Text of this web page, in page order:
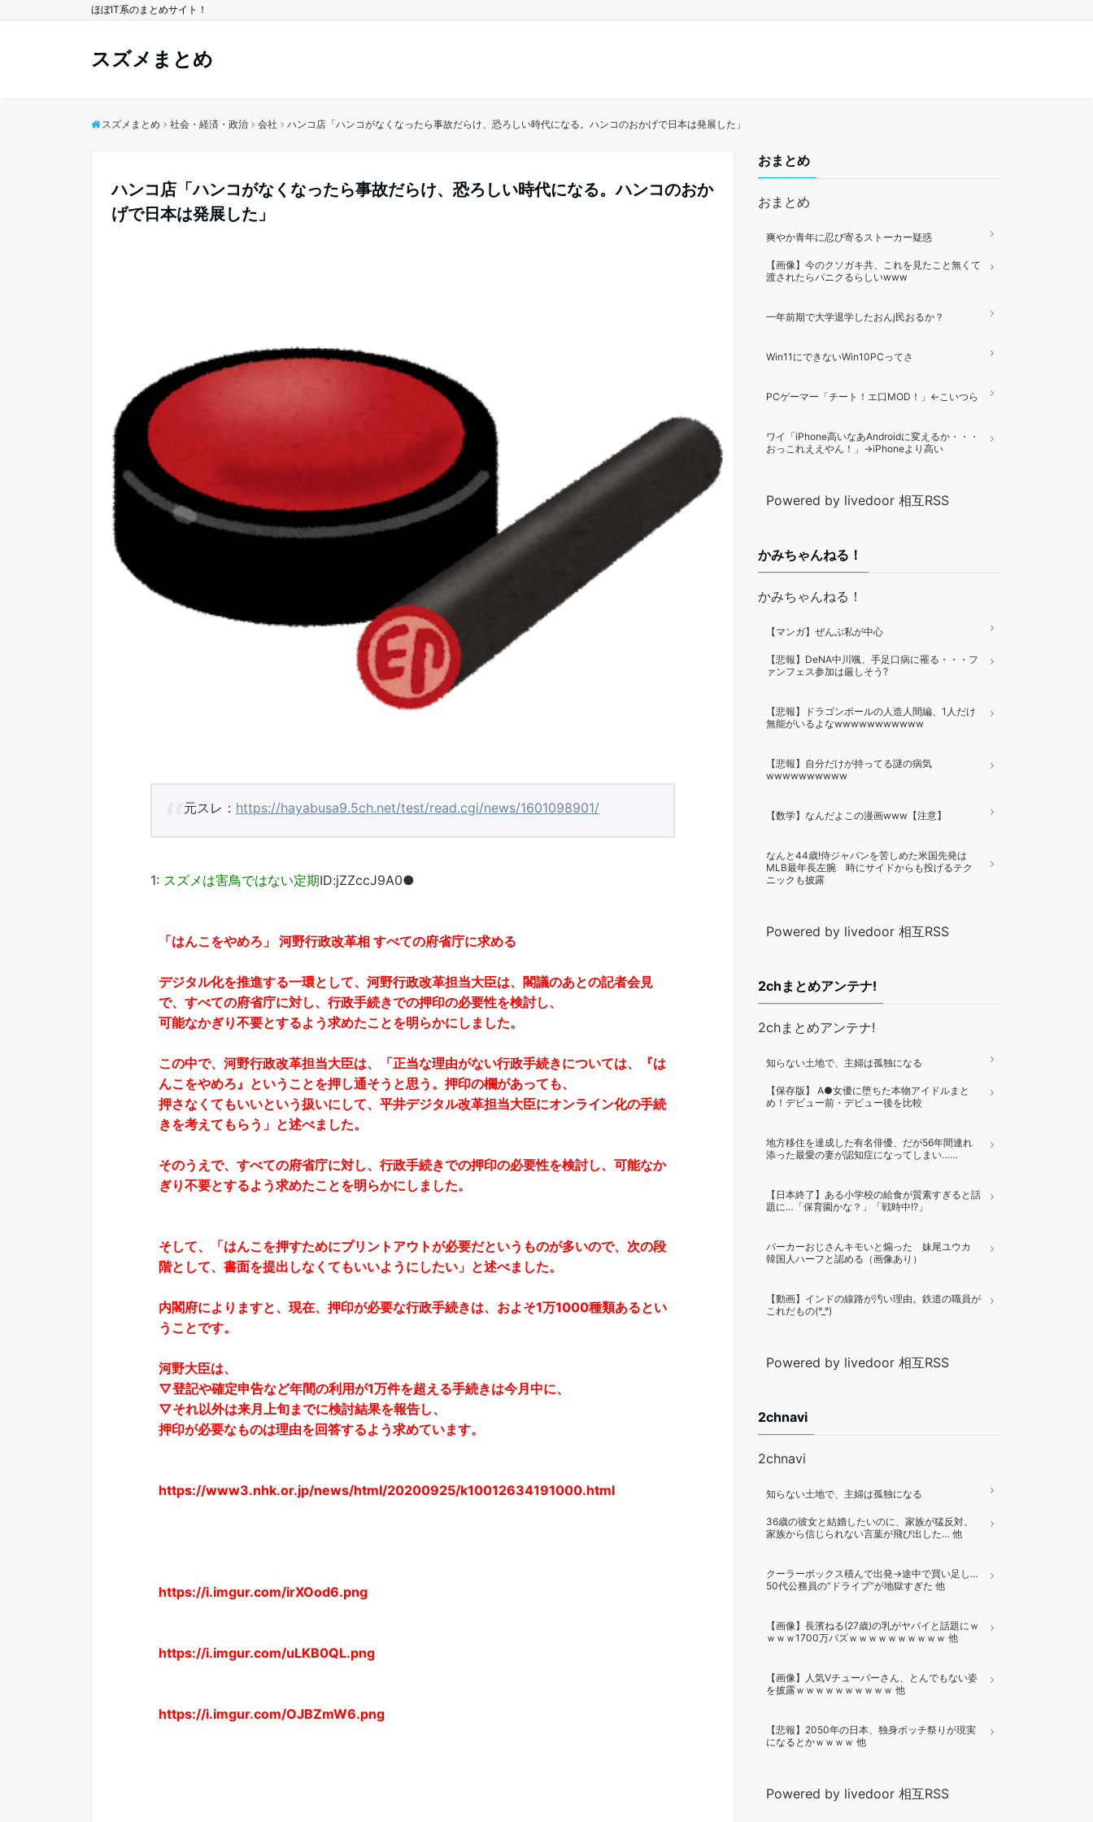
ほぼIT系のまとめサイト！
スズメまとめ
スズメまとめ 社会・経済・政治 会社 ハンコ店「ハンコがなくなったら事故だらけ、恐ろしい時代になる。ハンコのおかげで日本は発展した」
ハンコ店「ハンコがなくなったら事故だらけ、恐ろしい時代になる。ハンコのおか
げで日本は発展した」
元スレ： https://hayabusa9.5ch.net/test/read.cgi/news/1601098901/
1: スズメは害鳥ではない定期ID:jZZccJ9A0●
「はんこをやめろ」 河野行政改革相 すべての府省庁に求める
デジタル化を推進する一環として、河野行政改革担当大臣は、閣議のあとの記者会見
で、すべての府省庁に対し、行政手続きでの押印の必要性を検討し、
可能なかぎり不要とするよう求めたことを明らかにしました。
この中で、河野行政改革担当大臣は、「正当な理由がない行政手続きについては、『は
んこをやめろ』ということを押し通そうと思う。押印の欄があっても、
押さなくてもいいという扱いにして、平井デジタル改革担当大臣にオンライン化の手続
きを考えてもらう」と述べました。
そのうえで、すべての府省庁に対し、行政手続きでの押印の必要性を検討し、可能なか
ぎり不要とするよう求めたことを明らかにしました。
そして、「はんこを押すためにプリントアウトが必要だというものが多いので、次の段
階として、書面を提出しなくてもいいようにしたい」と述べました。
内閣府によりますと、現在、押印が必要な行政手続きは、およそ1万1000種類あるとい
うことです。
河野大臣は、
▽登記や確定申告など年間の利用が1万件を超える手続きは今月中に、
▽それ以外は来月上旬までに検討結果を報告し、
押印が必要なものは理由を回答するよう求めています。
https://www3.nhk.or.jp/news/html/20200925/k10012634191000.html
https://i.imgur.com/irXOod6.png
https://i.imgur.com/uLKB0QL.png
https://i.imgur.com/OJBZmW6.png
おまとめ
おまとめ
爽やか青年に忍び寄るストーカー疑惑
【画像】今のクソガキ共、これを見たこと無くて
渡されたらパニクるらしいwww
一年前期で大学退学したおんj民おるか？
Win11にできないWin10PCってさ
PCゲーマー「チート！エ口MOD！」←こいつら
ワイ「iPhone高いなあAndroidに変えるか・・・
おっこれええやん！」→iPhoneより高い
Powered by livedoor 相互RSS
かみちゃんねる！
かみちゃんねる！
【マンガ】ぜんぶ私が中心
【悲報】DeNA中川颯、手足口病に罹る・・・フ
ァンフェス参加は厳しそう?
【悲報】ドラゴンボールの人造人間編、1人だけ
無能がいるよなwwwwwwwwwww
【悲報】自分だけが持ってる謎の病気
wwwwwwwwww
【数学】なんだよこの漫画www【注意】
なんと44歳!侍ジャパンを苦しめた米国先発は
MLB最年長左腕 時にサイドからも投げるテク
ニックも披露
Powered by livedoor 相互RSS
2chまとめアンテナ!
2chまとめアンテナ!
知らない土地で、主婦は孤独になる
【保存版】 A●女優に堕ちた本物アイドルまと
め！デビュー前・デビュー後を比較
地方移住を達成した有名俳優、だが56年間連れ
添った最愛の妻が認知症になってしまい……
【日本終了】ある小学校の給食が質素すぎると話
題に…「保育園かな？」「戦時中!?」
パーカーおじさんキモいと煽った 妹尾ユウカ
韓国人ハーフと認める（画像あり）
【動画】インドの線路が汚い理由。鉄道の職員が
これだもの(°_°)
Powered by livedoor 相互RSS
2chnavi
2chnavi
知らない土地で、主婦は孤独になる
36歳の彼女と結婚したいのに、家族が猛反対。
家族から信じられない言葉が飛び出した… 他
クーラーボックス積んで出発→途中で買い足し…
50代公務員の“ドライブ”が地獄すぎた 他
【画像】長濱ねる(27歳)の乳がヤバイと話題にｗ
ｗｗｗ1700万バズｗｗｗｗｗｗｗｗｗｗ 他
【画像】人気Vチューバーさん、とんでもない姿
を披露ｗｗｗｗｗｗｗｗｗｗ 他
【悲報】2050年の日本、独身ボッチ祭りが現実
になるとかｗｗｗｗ 他
Powered by livedoor 相互RSS